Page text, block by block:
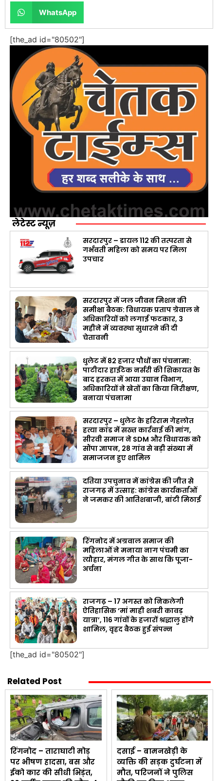
WhatsApp
[the_ad id="80502"]
लेटेस्ट न्यूज़
सरदारपुर – डायल 112 की तत्परता से
गर्भवती महिला को समय पर मिला
उपचार
सरदारपुर में जल जीवन मिशन की
समीक्षा बैठक: विधायक प्रताप ग्रेवाल ने
अधिकारियों को लगाई फटकार, 3
महीने में व्यवस्था सुधारने की दी
चेतावनी
धुलेट में 82 हजार पौधों का पंचनामा:
पाटीदार हाईटेक नर्सरी की शिकायत के
बाद हरकत में आया उद्यान विभाग,
अधिकारियों ने खेतों का किया निरीक्षण,
बनाया पंचनामा
सरदारपुर – धुलेट के हरिराम गेहलोत
हत्या कांड में सख्त कार्रवाई की मांग,
सीरवी समाज ने SDM और विधायक को
सौंपा ज्ञापन, 28 गांव से बड़ी संख्या में
समाजजन हुए शामिल
दतिया उपचुनाव में कांग्रेस की जीत से
राजगढ़ में उत्साह: कांग्रेस कार्यकर्ताओं
ने जमकर की आतिशबाजी, बांटी मिठाई
रिंगनोद में अग्रवाल समाज की
महिलाओं ने मनाया नाग पंचमी का
त्यौहार, मंगल गीत के साथ कि पूजा-
अर्चना
राजगढ़ – 17 अगस्त को निकलेगी
ऐतिहासिक ‘मां माही शबरी कावड़
यात्रा’, 116 गांवों के हजारों श्रद्धालु होंगे
शामिल, वृहद बैठक हुई संपन्न
[the_ad id="80502"]
Related Post
रिंगनोद – ताराघाटी मोड़
पर भीषण हादसा, बस और
ईको कार की सीधी भिड़ंत,
दसाई – बामनखेड़ी के
व्यक्ति की सड़क दुर्घटना में
मौत, परिजनों ने पुलिस